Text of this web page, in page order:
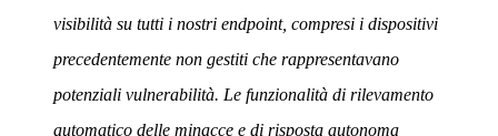
visibilità su tutti i nostri endpoint, compresi i dispositivi
precedentemente non gestiti che rappresentavano
potenziali vulnerabilità. Le funzionalità di rilevamento
automatico delle minacce e di risposta autonoma